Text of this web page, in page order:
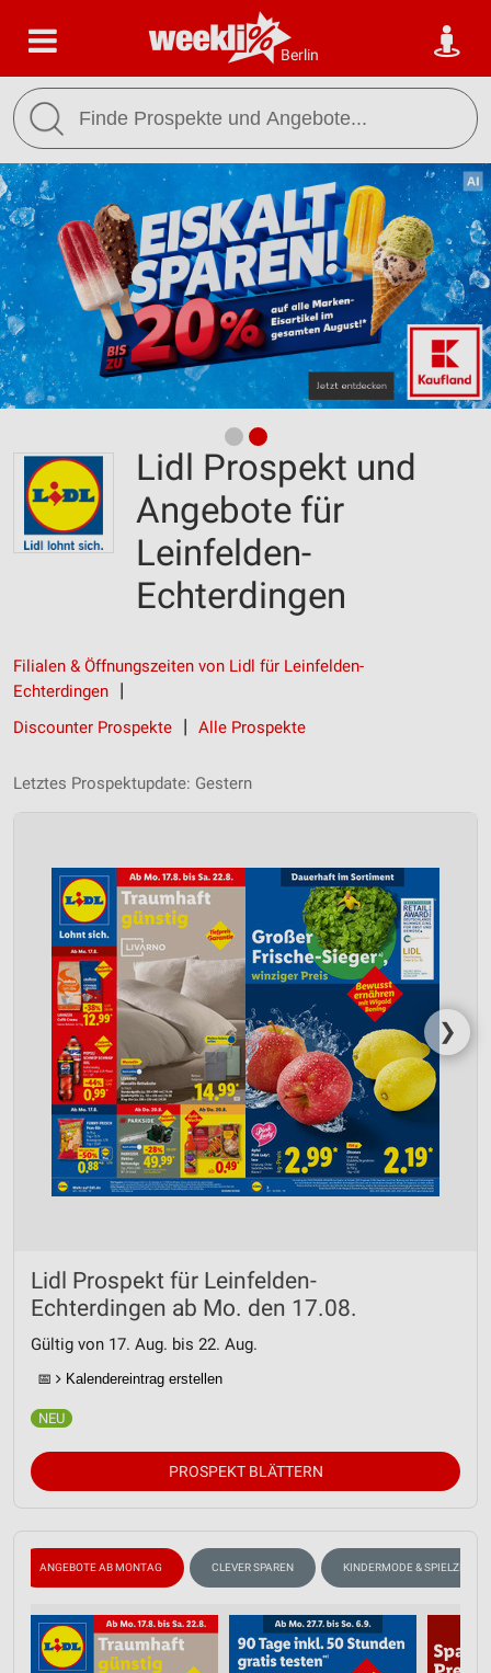
Berlin
Lidl Prospekt und
Angebote für
Leinfelden-
Echterdingen
Filialen & Öffnungszeiten von Lidl für Leinfelden-
Echterdingen
Discounter Prospekte
Alle Prospekte
Letztes Prospektupdate: Gestern
❯
Lidl Prospekt für Leinfelden-
Echterdingen ab Mo. den 17.08.
Gültig von 17. Aug. bis 22. Aug.
📅 Kalendereintrag erstellen
PROSPEKT BLÄTTERN
ANGEBOTE AB MONTAG CLEVER SPAREN KINDERMODE & SPIELZEUG